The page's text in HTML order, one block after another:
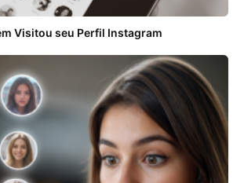
Visitou seu Perfil Instagram